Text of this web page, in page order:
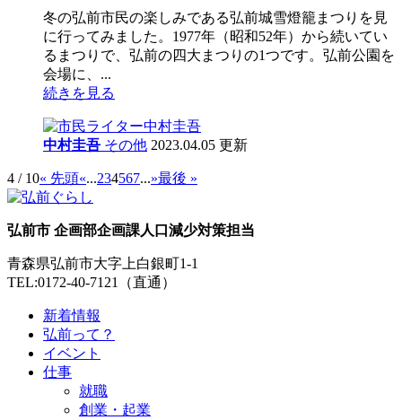
冬の弘前市民の楽しみである弘前城雪燈籠まつりを見
に行ってみました。1977年（昭和52年）から続いてい
るまつりで、弘前の四大まつりの1つです。弘前公園を
会場に、...
続きを見る
中村圭吾 その他 2023.04.05 更新
4 / 10« 先頭«...234567...»最後 »
弘前市 企画部企画課人口減少対策担当
青森県弘前市大字上白銀町1-1
TEL:0172-40-7121（直通）
新着情報
弘前って？
イベント
仕事
就職
創業・起業